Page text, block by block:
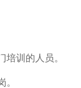
培训的人员。
。